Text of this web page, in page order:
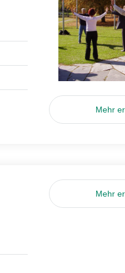
Mehr
Mehr